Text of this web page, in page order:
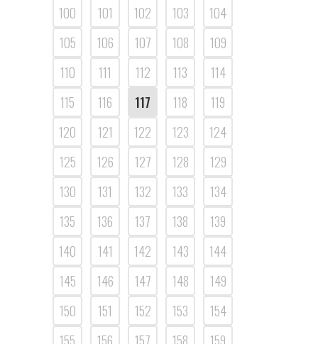
100
101 102 103
104
105
106 107 108
109
110
111 112 113
114
115
116 117 118
119
120
121 122 123
124
125
126 127 128
129
130
131 132 133
134
135
136 137 138
139
140
141 142 143
144
145
146 147 148
149
150
151 152 153
154